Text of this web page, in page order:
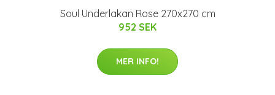
Soul Underlakan Rose 270x270 cm
952 SEK
MER INFO!